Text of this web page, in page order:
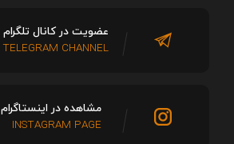
عضویت در کانال تلگرام
TELEGRAM CHANNEL
مشاهده در اینستاگرام
INSTAGRAM PAGE